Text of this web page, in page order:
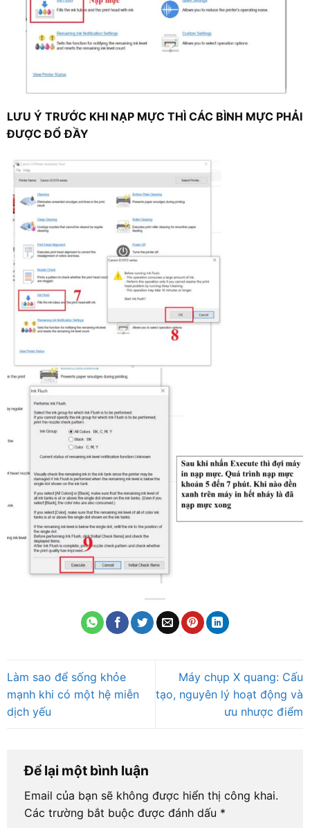
LƯU Ý TRƯỚC KHI NẠP MỰC THÌ CÁC BÌNH MỰC PHẢI
ĐƯỢC ĐỔ ĐẦY
Làm sao để sống khỏe
mạnh khi có một hệ miễn
dịch yếu
Máy chụp X quang: Cấu
tạo, nguyên lý hoạt động và
ưu nhược điểm
Để lại một bình luận
Email của bạn sẽ không được hiển thị công khai.
Các trường bắt buộc được đánh dấu *